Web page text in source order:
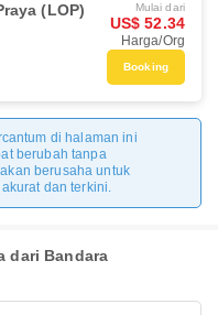
(LOP) Mulai dari
US$ 52.34
Harga/Org
Booking
di halaman ini
berubah tanpa
berusaha untuk
dan terkini.
dari Bandara